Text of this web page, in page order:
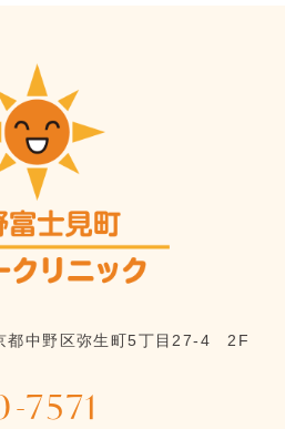
都中野区弥生町5丁目27-4 2F
7571